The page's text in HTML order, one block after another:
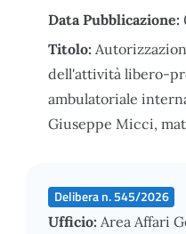
Data Pubblicazione:
Titolo:
dell'attività libero-
ambulatoriale
Giuseppe Micci,
Delibera n. 545/2026
Ufficio: Area Affari